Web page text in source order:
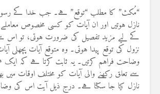
“مُکث” کا مطلب “توقع” ہے۔ جب خدا کے رسول
نازل ہوتیں اور ان آیات کو کسی مخصوص
کے لیے مزید تفصیل کی ضرورت ہوتی، تو اس
نزول کی توقع پیدا ہوتی۔ وہ متوقع آیات پچھلی
وضاحت فراہم کرتیں۔ یہ ثابت کرتا ہے کہ
سے تعلق رکھنے والی آیات کو مختلف اوقات
نازل کیا جا سکتا ہے۔ درج ذیل آیت اس کی